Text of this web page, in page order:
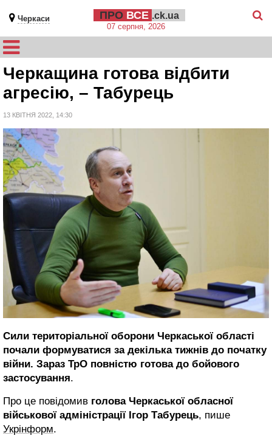
Черкаси ПРО ВСЕ .ck.ua
07 серпня, 2026
Черкащина готова відбити
агресію, – Табурець
13 КВІТНЯ 2022, 14:30
Сили територіальної оборони Черкаської області
почали формуватися за декілька тижнів до початку
війни. Зараз ТрО повністю готова до бойового
застосування.
Про це повідомив голова Черкаської обласної
військової адміністрації Ігор Табурець, пише
Укрінформ.